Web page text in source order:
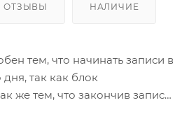
ОТЗЫВЫ НАЛИЧИЕ
тем, что начинать записи в
так как блок
же тем, что закончив записи